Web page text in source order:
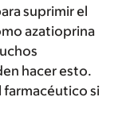
suprimir el
azatioprina
hacer esto.
farmacéutico si